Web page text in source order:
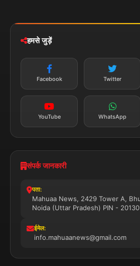
न्यूज़ अलर्ट
तत्काल अपडेट
सब्सक्राइब करें
हमसे जुड़ें
Facebook Twitter
YouTube WhatsApp
संपर्क जानकारी
पता:
Mahuaa News, 2429 Tower A,
Noida (Uttar Pradesh) PIN -
ईमेल:
info.mahuaanews@gmail.com